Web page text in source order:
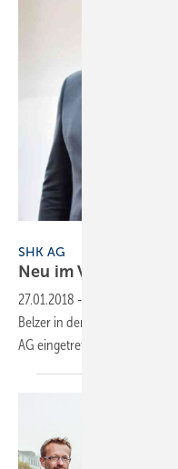
SHK AG
Neu imVorstand
27.01.2018 -
Belzer in den 2-köpfigen
AG eingetreten.